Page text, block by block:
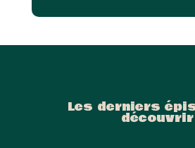
Les derniers
découvrir